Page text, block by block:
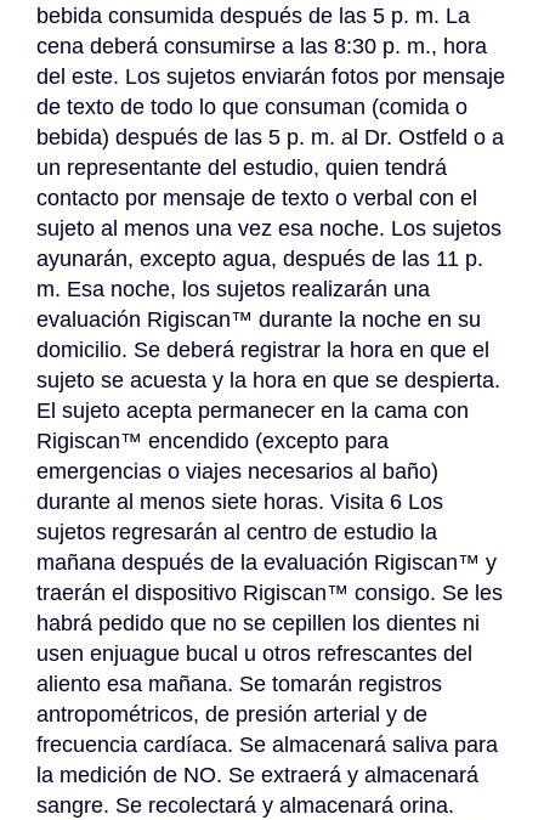
bebida consumida después de las 5 p. m. La
cena deberá consumirse a las 8:30 p. m., hora
del este. Los sujetos enviarán fotos por mensaje
de texto de todo lo que consuman (comida o
bebida) después de las 5 p. m. al Dr. Ostfeld o a
un representante del estudio, quien tendrá
contacto por mensaje de texto o verbal con el
sujeto al menos una vez esa noche. Los sujetos
ayunarán, excepto agua, después de las 11 p.
m. Esa noche, los sujetos realizarán una
evaluación Rigiscan™ durante la noche en su
domicilio. Se deberá registrar la hora en que el
sujeto se acuesta y la hora en que se despierta.
El sujeto acepta permanecer en la cama con
Rigiscan™ encendido (excepto para
emergencias o viajes necesarios al baño)
durante al menos siete horas. Visita 6 Los
sujetos regresarán al centro de estudio la
mañana después de la evaluación Rigiscan™ y
traerán el dispositivo Rigiscan™ consigo. Se les
habrá pedido que no se cepillen los dientes ni
usen enjuague bucal u otros refrescantes del
aliento esa mañana. Se tomarán registros
antropométricos, de presión arterial y de
frecuencia cardíaca. Se almacenará saliva para
la medición de NO. Se extraerá y almacenará
sangre. Se recolectará y almacenará orina.